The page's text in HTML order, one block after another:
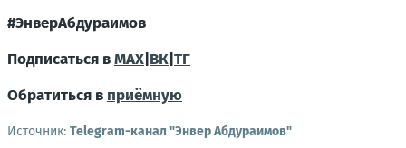
#ЭнверАбдураимов
Подписаться вMAX ВК ТГ
Обратиться в приёмную
Источник: Telegram-канал "Энвер Абдураимов"